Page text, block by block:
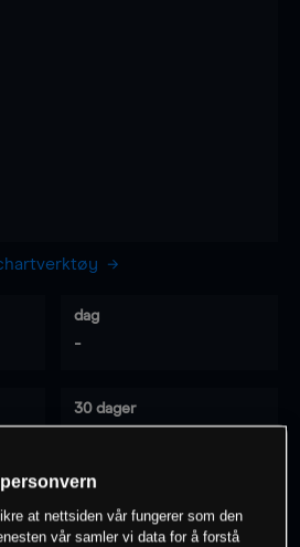
dag
-
30 dager
på dette instrumentet
at nettsiden vår fungerer som den
vår samler vi data for å forstå